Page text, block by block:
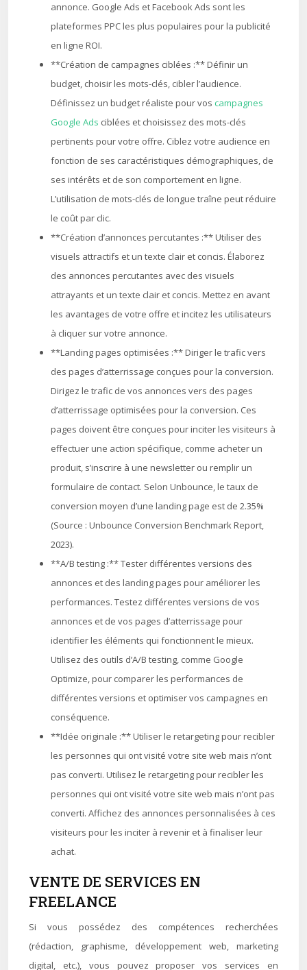
annonce. Google Ads et Facebook Ads sont les
plateformes PPC les plus populaires pour la publicité
en ligne ROI.
**Création de campagnes ciblées :** Définir un
budget, choisir les mots-clés, cibler l’audience.
Définissez un budget réaliste pour vos campagnes
Google Ads ciblées et choisissez des mots-clés
pertinents pour votre offre. Ciblez votre audience en
fonction de ses caractéristiques démographiques, de
ses intérêts et de son comportement en ligne.
L’utilisation de mots-clés de longue traîne peut réduire
le coût par clic.
**Création d’annonces percutantes :** Utiliser des
visuels attractifs et un texte clair et concis. Élaborez
des annonces percutantes avec des visuels
attrayants et un texte clair et concis. Mettez en avant
les avantages de votre offre et incitez les utilisateurs
à cliquer sur votre annonce.
**Landing pages optimisées :** Diriger le trafic vers
des pages d’atterrissage conçues pour la conversion.
Dirigez le trafic de vos annonces vers des pages
d’atterrissage optimisées pour la conversion. Ces
pages doivent être conçues pour inciter les visiteurs à
effectuer une action spécifique, comme acheter un
produit, s’inscrire à une newsletter ou remplir un
formulaire de contact. Selon Unbounce, le taux de
conversion moyen d’une landing page est de 2.35%
(Source : Unbounce Conversion Benchmark Report,
2023).
**A/B testing :** Tester différentes versions des
annonces et des landing pages pour améliorer les
performances. Testez différentes versions de vos
annonces et de vos pages d’atterrissage pour
identifier les éléments qui fonctionnent le mieux.
Utilisez des outils d’A/B testing, comme Google
Optimize, pour comparer les performances de
différentes versions et optimiser vos campagnes en
conséquence.
**Idée originale :** Utiliser le retargeting pour recibler
les personnes qui ont visité votre site web mais n’ont
pas converti. Utilisez le retargeting pour recibler les
personnes qui ont visité votre site web mais n’ont pas
converti. Affichez des annonces personnalisées à ces
visiteurs pour les inciter à revenir et à finaliser leur
achat.
VENTE DE SERVICES EN
FREELANCE
Si vous possédez des compétences recherchées
(rédaction, graphisme, développement web, marketing
digital, etc.), vous pouvez proposer vos services en